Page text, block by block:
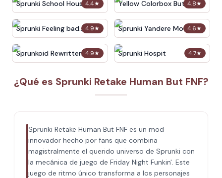
4.4★
Sprunki School House
Trouble
4.8★
Yellow Colorbox But
Sprunki
4.9★
Sprunki Feeling bad
Remake deluxe
4.6★
Sprunki Yandere Moch
4.9★
Sprunkoid Rewritten 4.7★
Sprunki Hospit
¿Qué es Sprunki Retake Human But FNF?
Sprunki Retake Human But FNF es un mod
innovador hecho por fans que combina
magistralmente el querido universo de Sprunki con
la mecánica de juego de Friday Night Funkin'. Este
juego de ritmo único transforma a los personajes